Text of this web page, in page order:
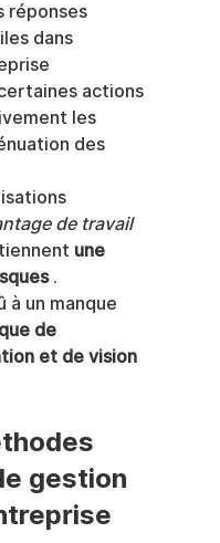
réponses
dans
actions
les
des
de travail
une
.
à un manque
de
et de vision
gestion